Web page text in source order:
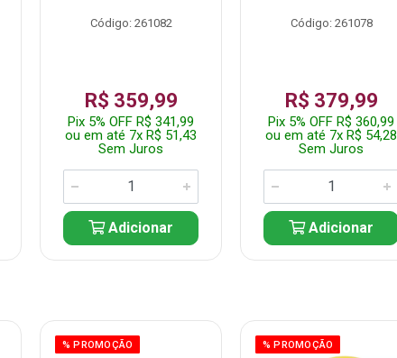
Código: 261082
R$ 359,99
Pix 5% OFF R$ 341,99
ou em até 7x R$ 51,43
Sem Juros
Adicionar
Código: 261078
R$ 379,99
Pix 5% OFF R$ 360,99
ou em até 7x R$ 54,28
Sem Juros
Adicionar
% PROMOÇÃO % PROMOÇÃO